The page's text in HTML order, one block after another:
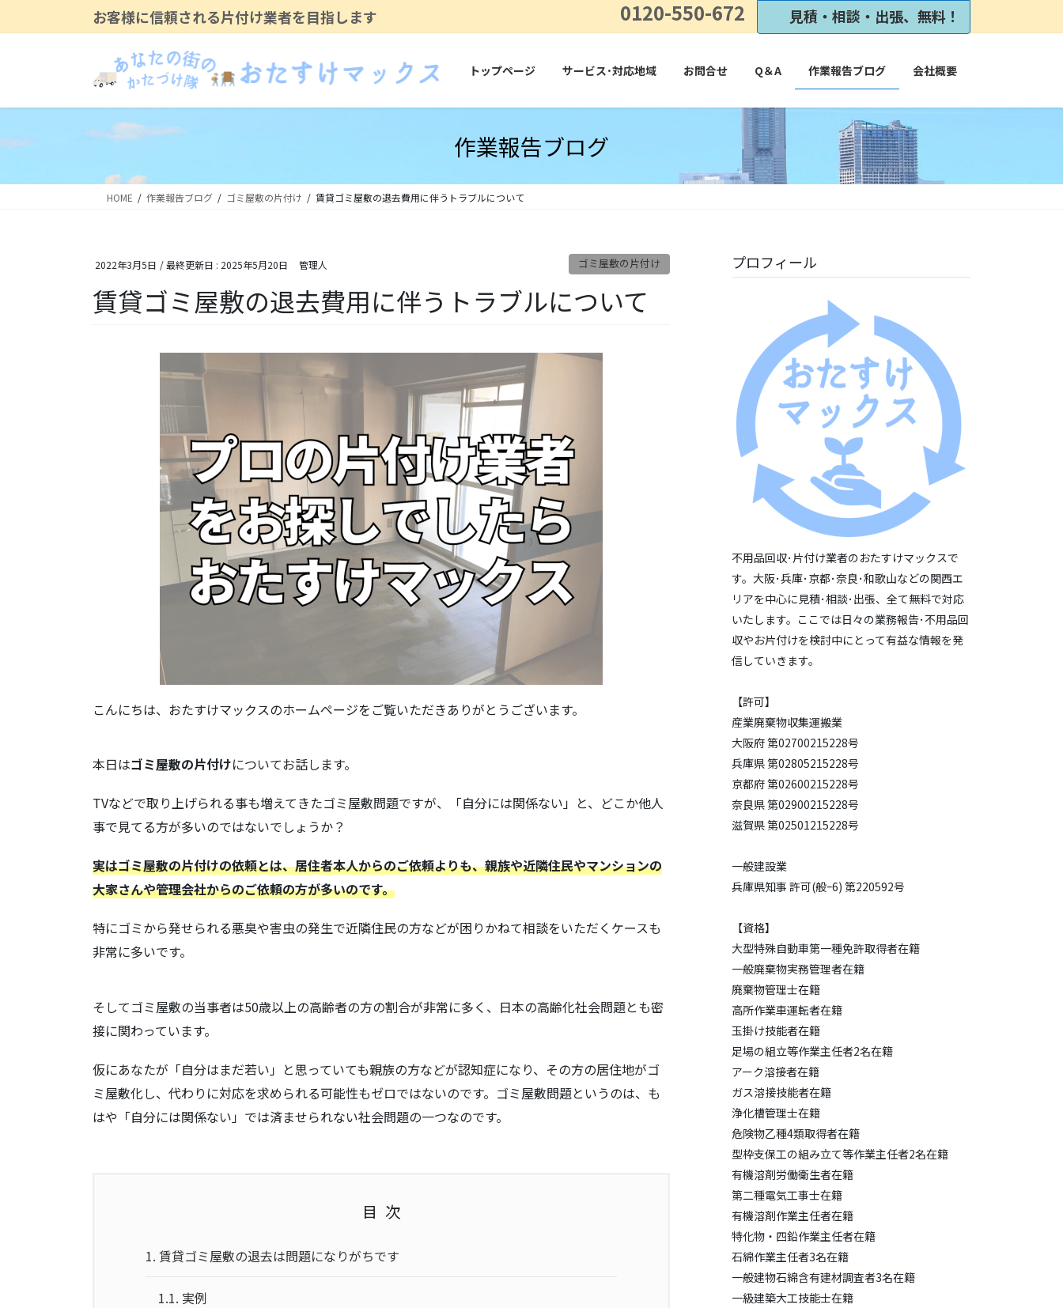
に
動
ョ
に
動
お客様に信頼される片付け業者を目指します 0120-550-672 見積・相談・出張、無料！
トップページ サービス･対応地域 お問合せ Q＆A 作業報告ブログ 会社概要
作業報告ブログ
HOME 作業報告ブログ ゴミ屋敷の片付け 賃貸ゴミ屋敷の退去費用に伴うトラブルについて
2022年3月5日 / 最終更新日 : 2025年5月20日 管理人 ゴミ屋敷の片付け
賃貸ゴミ屋敷の退去費用に伴うトラブルについて
こんにちは、おたすけマックスのホームページをご覧いただきありがとうございます。
本日はゴミ屋敷の片付けについてお話します。
TVなどで取り上げられる事も増えてきたゴミ屋敷問題ですが、「自分には関係ない」と、どこか他人
事で見てる方が多いのではないでしょうか？
実はゴミ屋敷の片付けの依頼とは、居住者本人からのご依頼よりも、親族や近隣住民やマンションの
大家さんや管理会社からのご依頼の方が多いのです。
特にゴミから発せられる悪臭や害虫の発生で近隣住民の方などが困りかねて相談をいただくケースも
非常に多いです。
そしてゴミ屋敷の当事者は50歳以上の高齢者の方の割合が非常に多く、日本の高齢化社会問題とも密
接に関わっています。
仮にあなたが「自分はまだ若い」と思っていても親族の方などが認知症になり、その方の居住地がゴ
ミ屋敷化し、代わりに対応を求められる可能性もゼロではないのです。ゴミ屋敷問題というのは、も
はや「自分には関係ない」では済ませられない社会問題の一つなのです。
目次
1. 賃貸ゴミ屋敷の退去は問題になりがちです
1.1. 実例
プロフィール
不用品回収･片付け業者のおたすけマックスで
す。大阪･兵庫･京都･奈良･和歌山などの関西エ
リアを中心に見積･相談･出張、全て無料で対応
いたします。ここでは日々の業務報告･不用品回
収やお片付けを検討中にとって有益な情報を発
信していきます。
【許可】
産業廃棄物収集運搬業
大阪府 第02700215228号
兵庫県 第02805215228号
京都府 第02600215228号
奈良県 第02900215228号
​滋賀県 第02501215228号
一般建設業
兵庫県知事 許可(般ｰ6) 第220592号
【資格】
大型特殊自動車第一種免許取得者在籍
一般廃棄物実務管理者在籍
廃棄物管理士在籍
高所作業車運転者在籍
玉掛け技能者在籍
足場の組立等作業主任者2名在籍
アーク溶接者在籍
ガス溶接技能者在籍
浄化槽管理士在籍
危険物乙種4類取得者在籍
型枠支保工の組み立て等作業主任者2名在籍
有機溶剤労働衛生者在籍
第二種電気工事士在籍
有機溶剤作業主任者在籍
特化物・四鉛作業主任者在籍
​石綿作業主任者3名在籍
​一般建物石綿含有建材調査者3名在籍
一級建築大工技能士在籍